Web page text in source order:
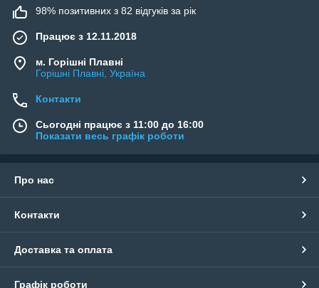
98% позитивних з 82 відгуків за рік
Працює з 12.11.2018
м. Горішні Плавні
Горішні Плавні, Україна
Контакти
Сьогодні працює з 11:00 до 16:00
Показати весь графік роботи
Про нас
Контакти
Доставка та оплата
Графік роботи